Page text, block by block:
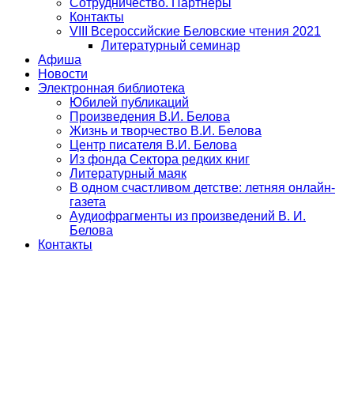
Сотрудничество. Партнеры
Контакты
VIII Всероссийские Беловские чтения 2021
Литературный семинар
Афиша
Новости
Электронная библиотека
Юбилей публикаций
Произведения В.И. Белова
Жизнь и творчество В.И. Белова
Центр писателя В.И. Белова
Из фонда Сектора редких книг
Литературный маяк
В одном счастливом детстве: летняя онлайн-
газета
Аудиофрагменты из произведений В. И.
Белова
Контакты